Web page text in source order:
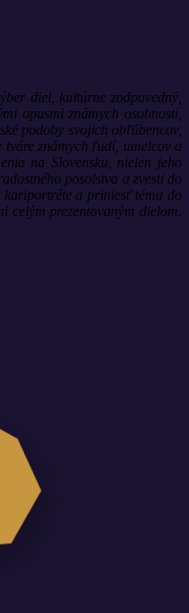
diel, kultúrne zodpovedný,
opusmi známych osobností,
podoby svojich obľúbencov,
tváre známych ľudí, umelcov a
na Slovensku, nielen jeho
posolstva a zvesti do
kariportréte a priniesť tému do
celým prezentovaným dielom.